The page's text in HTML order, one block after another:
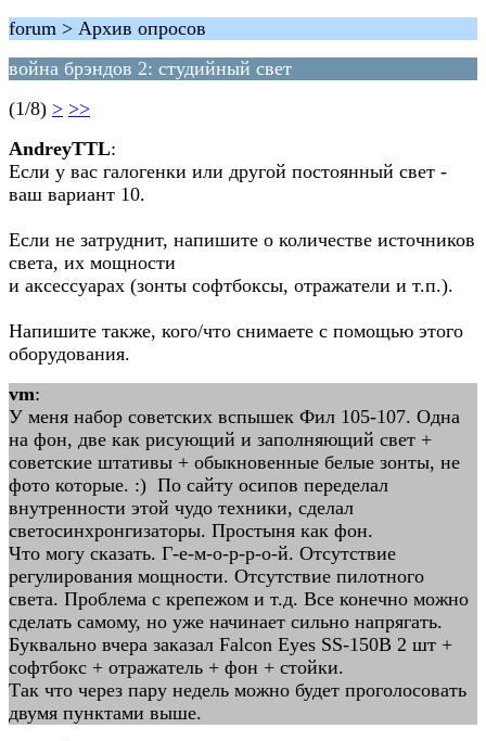
forum > Архив опросов
война брэндов 2: студийный свет
(1/8) > >>
AndreyTTL:
Если у вас галогенки или другой постоянный свет -
ваш вариант 10.
Если не затруднит, напишите о количестве источников
света, их мощности
и аксессуарах (зонты софтбоксы, отражатели и т.п.).
Напишите также, кого/что снимаете с помощью этого
оборудования.
vm:
У меня набор советских вспышек Фил 105-107. Одна
на фон, две как рисующий и заполняющий свет +
советские штативы + обыкновенные белые зонты, не
фото которые. :) По сайту осипов переделал
внутренности этой чудо техники, сделал
светосинхронгизаторы. Простыня как фон.
Что могу сказать. Г-е-м-о-р-р-о-й. Отсутствие
регулирования мощности. Отсутствие пилотного
света. Проблема с крепежом и т.д. Все конечно можно
сделать самому, но уже начинает сильно напрягать.
Буквально вчера заказал Falcon Eyes SS-150B 2 шт +
софтбокс + отражатель + фон + стойки.
Так что через пару недель можно будет проголосовать
двумя пунктами выше.